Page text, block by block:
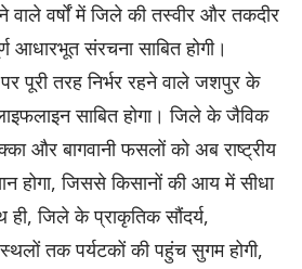
वाले वर्षों में जिले की तस्वीर और तकदीर
आधारभूत संरचना साबित होगी।
पूरी तरह निर्भर रहने वाले जशपुर के
साबित होगा। जिले के जैविक
और बागवानी फसलों को अब राष्ट्रीय
होगा, जिससे किसानों की आय में सीधा
ही, जिले के प्राकृतिक सौंदर्य,
तक पर्यटकों की पहुंच सुगम होगी,